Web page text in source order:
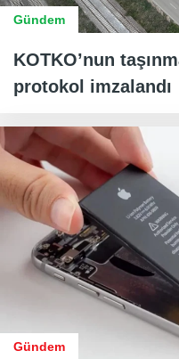
Gündem
KOTKO’nun
protokol imzalandı
Gündem